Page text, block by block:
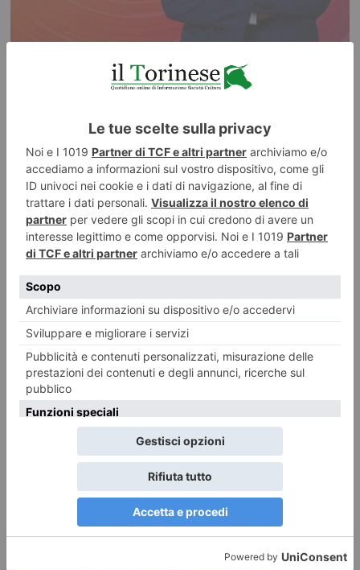
Iren Ambiente acquista il 66% di ETAmbiente
7 AGOSTO 2026
Caldo, tregua solo temporanea: Torino e Piemonte verso un
Ferragosto ancora rovente